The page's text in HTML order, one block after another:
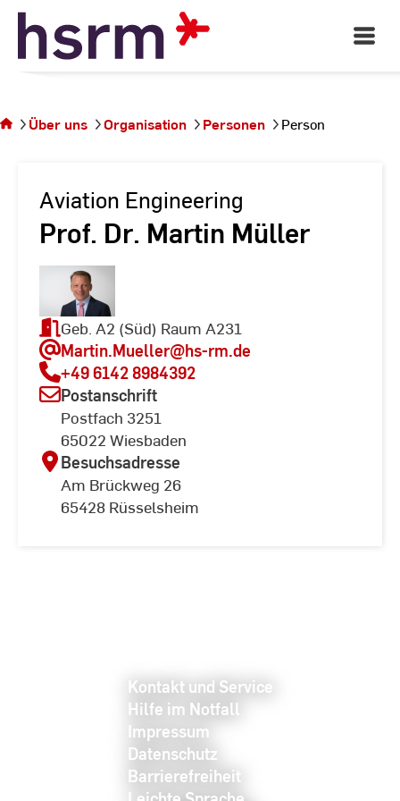
Skip
Content
Open
Main
sich auf
der
Über uns Organisation Personen Person
Aviation Engineering
Prof. Dr. Martin Müller
Geb. A2 (Süd) Raum A231
Martin.Mueller@hs-rm.de
+49 6142 8984392
Postanschrift
Postfach 3251
65022 Wiesbaden
Besuchsadresse
Am Brückweg 26
65428 Rüsselsheim
Kontakt und Service
Hilfe im Notfall
Impressum
Datenschutz
Barrierefreiheit